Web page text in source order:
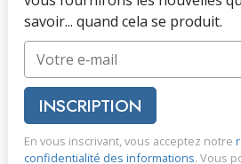
savoir... quand cela se produit.
INSCRIPTION
En vous inscrivant, vous acceptez notre
confidentialité des informations. Vous